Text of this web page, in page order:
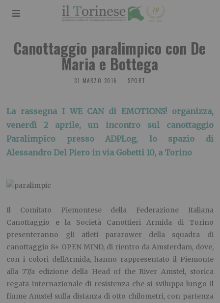
Canottaggio paralimpico con De
Maria e Bottega
31 MARZO 2016 SPORT
La rassegna I WE CAN di EMOTIONS! organizza,
venerdì 2 aprile, un incontro sul canottaggio
Paralimpico presso ADPLog, lo spazio di
Alessandro Del Piero in via Gobetti 10, a Torino
Il Comitato Piemontese della Federazione Italiana
Canottaggio e la Società Canottieri Armida di Torino
presenteranno gli atleti pararower della squadra di
canottaggio 8+ OPEN MIND, di rientro da Amsterdam, dove,
con i colori dellArmida, hanno rappresentato il Piemonte
alla 77/a edizione della Head of the River Amstel, storica
regata internazionale di resistenza che si sviluppa lungo il
fiume Amstel sulla distanza di otto chilometri, con partenza